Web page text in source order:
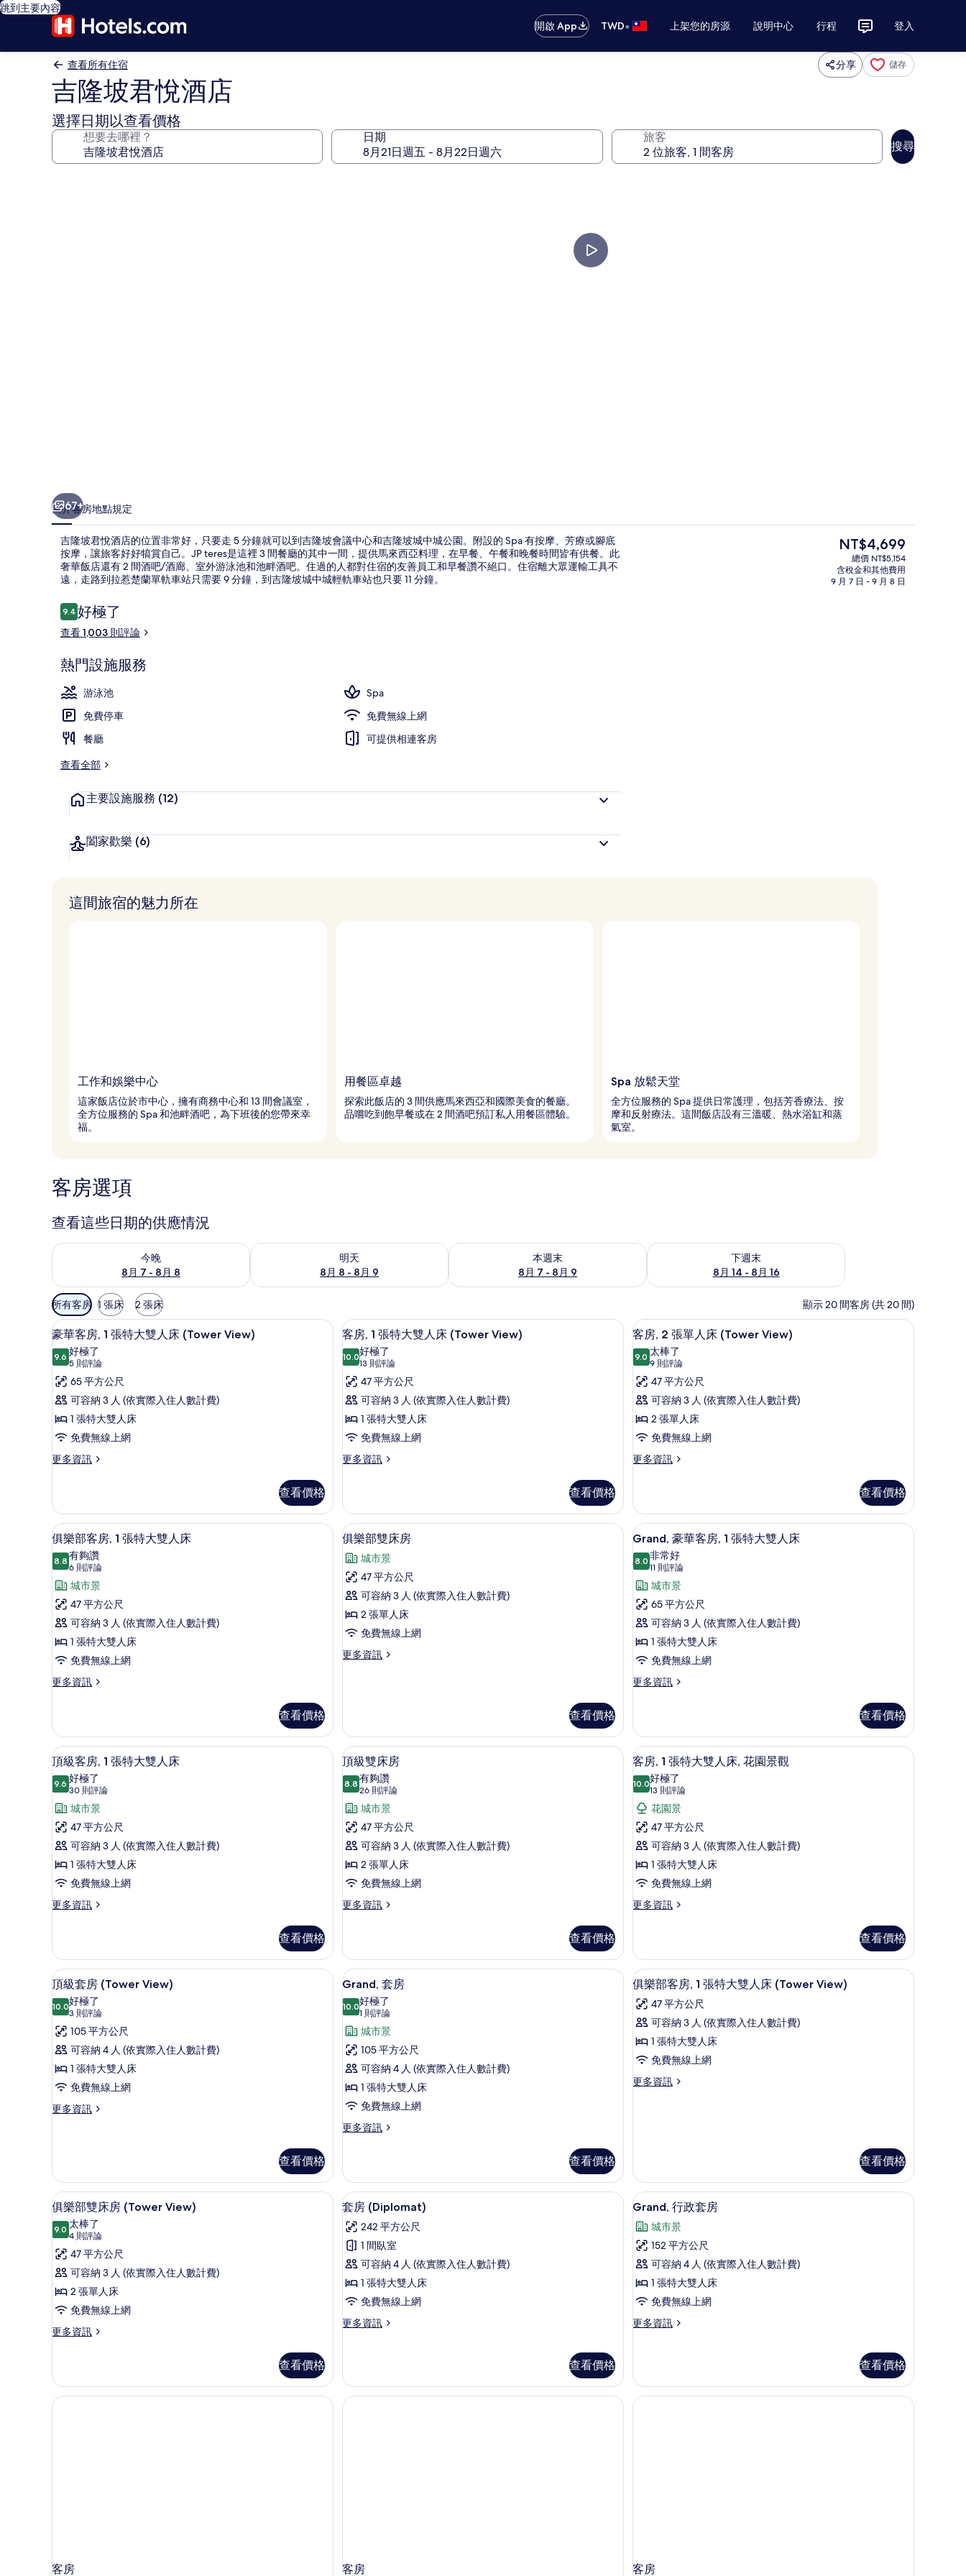
跳到主要內容
開啟 App
TWD• 上架您的房源 說明中心 行程 登入
查看所有住宿 分享 儲存
吉隆坡君悅酒店
選擇日期以查看價格
想要去哪裡？ 日期 旅客
搜尋
室外游泳池，開放時間為 07:00 至
67+
簡介客房地點規定
吉隆坡君悅酒店的位置非常好，只要走 5 分鐘就可以到吉隆坡會議中心和吉隆坡城中城公園。附設的 Spa 有按摩、芳療或腳底
按摩，讓旅客好好犒賞自己。JP teres是這裡 3 間餐廳的其中一間，提供馬來西亞料理，在早餐、午餐和晚餐時間皆有供餐。此
奢華飯店還有 2 間酒吧/酒廊、室外游泳池和池畔酒吧。住過的人都對住宿的友善員工和早餐讚不絕口。住宿離大眾運輸工具不
遠，走路到拉惹楚蘭單軌車站只需要 9 分鐘，到吉隆坡城中城輕軌車站也只要 11 分鐘。
評
論
9.49.4 分，滿分 10 分，
好極了
查看 1,003 則評論
熱門設施服務
游泳池
Spa
免費停車
免費無線上網
餐廳
可提供相連客房
查看全部
主要設施服務 (12)
闔家歡樂 (6)
目
的
價
NT$4,699
總價 NT$5,154
含稅金和其他費用
9 月 7 日 - 9 月 8 日
這間旅宿的魅力所在
工作和娛樂中心
這家飯店位於市中心，擁有商務中心和 13 間會議室，
全方位服務的 Spa 和池畔酒吧，為下班後的您帶來幸
福。
用餐區卓越
探索此飯店的 3 間供應馬來西亞和國際美食的餐廳。
品嚐吃到飽早餐或在 2 間酒吧預訂私人用餐區體驗。
Spa 放鬆天堂
全方位服務的 Spa 提供日常護理，包括芳香療法、按
摩和反射療法。這間飯店設有三溫暖、熱水浴缸和蒸
氣室。
客房選項
查看這些日期的供應情況
今晚
8月 7 - 8月 8
查看今晚 (8月 7 - 8月 8) 的供應情況
明天
8月 8 - 8月 9
查看明天 (8月 8 - 8月 9) 的供應情況
本週末
8月 7 - 8月 9
查看本週末 (8月 7 - 8月 9) 的供應情況
下週末
8月 14 - 8月 16
查看下週末 (8月 14 - 8月 16) 的供應情況
可
用
的
客
房
篩
選
件
所有客房 1 張床 2 張床 顯示 20 間客房 (共 20 間)
顯
示
豪
華
客
房,
1
張
雙
人
床
(Tower
View)
的
所
有
相
片
低過敏寢具、迷你吧、客房內保險箱、書桌
7
豪華客房, 1 張特大雙人床 (Tower View)
9.69.6 分，滿分 10 分
好極了
5 則評論
(5
則
評
論)
65 平方公尺
可容納 3 人 (依實際入住人數計費)
1 張特大雙人床
免費無線上網
更多資訊
更
客
房,
1
特
雙
人
床
(Tower
View)
詳
情
查看價格
顯
示
客
房,
1
張
特
大
床
(Tower
View)
的
所
有
相
片
低過敏寢具、迷你吧、客房內保險箱、書桌
4
客房, 1 張特大雙人床 (Tower View)
10.010.0 分，滿分 10 分
好極了
13 則評論
(13
則
評
論)
47 平方公尺
可容納 3 人 (依實際入住人數計費)
1 張特大雙人床
免費無線上網
更多資訊
更
1
張
特
雙
人
床
(Tower
View)
的
詳
情
查看價格
顯
示
客
房,
2
張
單
人
View)
的
所
有
相
片
低過敏寢具、迷你吧、客房內保險箱、書桌
3
客房, 2 張單人床 (Tower View)
9.09.0 分，滿分 10 分
太棒了
9 則評論
(9
則
評
論)
47 平方公尺
可容納 3 人 (依實際入住人數計費)
2 張單人床
免費無線上網
更多資訊
更
2
張
單
床
(Tower
View)
的
詳
情
查看價格
顯
示
俱
樂
部
客
房,
1
張
雙
人
床
的
所
有
相
片
4
俱樂部客房, 1 張特大雙人床
8.88.8 分，滿分 10 分
有夠讚
6 則評論
(6
則
評
論)
城市景
47 平方公尺
可容納 3 人 (依實際入住人數計費)
1 張特大雙人床
免費無線上網
更多資訊
更
部
客
房,
張
大
雙
人
床
的
情
查看價格
顯
示
俱
樂
部
雙
房
相
片
低過敏寢具、迷你吧、客房內保險箱、書桌
4
俱樂部雙床房
城市景
47 平方公尺
可容納 3 人 (依實際入住人數計費)
2 張單人床
免費無線上網
更多資訊
更
床
房
的
詳
情
查看價格
顯
示
Grand,
豪
華
客
房,
1
張
雙
人
床
的
所
有
相
片
低過敏寢具、迷你吧、客房內保險箱、書桌
6
Grand, 豪華客房, 1 張特大雙人床
8.08.0 分，滿分 10 分
非常好
11 則評論
(11
則
評
論)
城市景
65 平方公尺
可容納 3 人 (依實際入住人數計費)
1 張特大雙人床
免費無線上網
更多資訊
更
華
客
房,
張
大
雙
人
床
的
情
查看價格
顯
示
頂
級
客
房,
1
張
特
人
床
的
所
有
相
片
低過敏寢具、迷你吧、客房內保險箱、書桌
4
頂級客房, 1 張特大雙人床
9.69.6 分，滿分 10 分
好極了
30 則評論
(30
則
評
論)
城市景
47 平方公尺
可容納 3 人 (依實際入住人數計費)
1 張特大雙人床
免費無線上網
更多資訊
更
客
房,
1
張
特
雙
人
的
詳
查看價格
顯
示
頂
級
雙
床
房
的
所
片
低過敏寢具、迷你吧、客房內保險箱、書桌
4
頂級雙床房
8.88.8 分，滿分 10 分
有夠讚
26 則評論
(26
則
評
論)
城市景
47 平方公尺
可容納 3 人 (依實際入住人數計費)
2 張單人床
免費無線上網
更多資訊
更
雙
床
房
詳
查看價格
顯
示
客
房,
1
張
特
大
雙
花
園
景
觀
的
所
有
相
低過敏寢具、迷你吧、客房內保險箱、書桌
5
客房, 1 張特大雙人床, 花園景觀
10.010.0 分，滿分 10 分
好極了
13 則評論
(13
則
評
論)
花園景
47 平方公尺
可容納 3 人 (依實際入住人數計費)
1 張特大雙人床
免費無線上網
更多資訊
更
1
張
特
雙
人
花
園
觀
查看價格
顯
示
頂
級
套
房
(Tower
View)
相
片
頂級套房 (Tower View) | 低過敏寢具、迷你吧、客房內保險箱、書桌
7
頂級套房 (Tower View)
10.010.0 分，滿分 10 分
好極了
3 則評論
(3
則
評
論)
105 平方公尺
可容納 4 人 (依實際入住人數計費)
1 張特大雙人床
免費無線上網
更多資訊
更
房
(Tower
View)
的
詳
情
查看價格
顯
示
Grand,
套
房
的
所
有
相
低過敏寢具、迷你吧、客房內保險箱、書桌
4
Grand, 套房
10.010.0 分，滿分 10 分
好極了
1 則評論
(1
則
評
論)
城市景
105 平方公尺
可容納 4 人 (依實際入住人數計費)
1 張特大雙人床
免費無線上網
更多資訊
更
房
的
詳
查看價格
顯
示
俱
樂
部
房,
雙
人
床
(Tower
View)
的
所
有
相
4
俱樂部客房, 1 張特大雙人床 (Tower View)
47 平方公尺
可容納 3 人 (依實際入住人數計費)
1 張特大雙人床
免費無線上網
更多資訊
更
1
張
特
大
雙
人
床
(Tower
的
詳
查看價格
顯
示
俱
樂
部
雙
床
房
的
所
低過敏寢具、迷你吧、客房內保險箱、書桌
4
俱樂部雙床房 (Tower View)
9.09.0 分，滿分 10 分
太棒了
4 則評論
(4
則
評
論)
47 平方公尺
可容納 3 人 (依實際入住人數計費)
2 張單人床
免費無線上網
更多資訊
更
部
雙
床
查看價格
顯
示
套
房
(Diplomat)
的
所
有
套房 (Diplomat) | 低過敏寢具、迷你吧、客房內保險箱、書桌
4
套房 (Diplomat)
242 平方公尺
1 間臥室
可容納 4 人 (依實際入住人數計費)
1 張特大雙人床
免費無線上網
更多資訊
更
的
詳
查看價格
顯
示
Grand,
行
政
套
房
的
相
片
低過敏寢具、迷你吧、客房內保險箱、書桌
5
Grand, 行政套房
城市景
152 平方公尺
可容納 4 人 (依實際入住人數計費)
1 張特大雙人床
免費無線上網
更多資訊
更
套
房
查看價格
客房 客房 客房